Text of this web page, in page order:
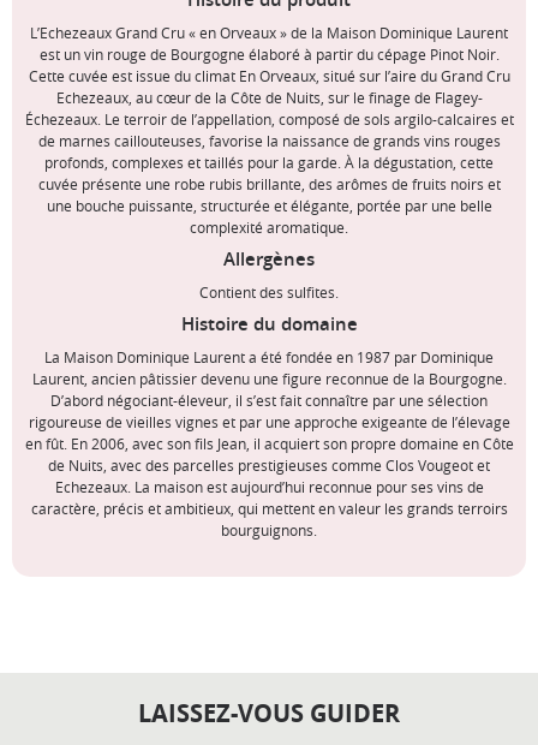
L’Echezeaux Grand Cru « en Orveaux » de la Maison Dominique Laurent
est un vin rouge de Bourgogne élaboré à partir du cépage Pinot Noir.
Cette cuvée est issue du climat En Orveaux, situé sur l’aire du Grand Cru
Echezeaux, au cœur de la Côte de Nuits, sur le finage de Flagey-
Échezeaux. Le terroir de l’appellation, composé de sols argilo-calcaires et
de marnes caillouteuses, favorise la naissance de grands vins rouges
profonds, complexes et taillés pour la garde. À la dégustation, cette
cuvée présente une robe rubis brillante, des arômes de fruits noirs et
une bouche puissante, structurée et élégante, portée par une belle
complexité aromatique.
Allergènes
Contient des sulfites.
Histoire du domaine
La Maison Dominique Laurent a été fondée en 1987 par Dominique
Laurent, ancien pâtissier devenu une figure reconnue de la Bourgogne.
D’abord négociant-éleveur, il s’est fait connaître par une sélection
rigoureuse de vieilles vignes et par une approche exigeante de l’élevage
en fût. En 2006, avec son fils Jean, il acquiert son propre domaine en Côte
de Nuits, avec des parcelles prestigieuses comme Clos Vougeot et
Echezeaux. La maison est aujourd’hui reconnue pour ses vins de
caractère, précis et ambitieux, qui mettent en valeur les grands terroirs
bourguignons.
LAISSEZ-VOUS GUIDER